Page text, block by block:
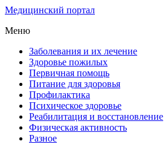
Медицинский портал
Меню
Заболевания и их лечение
Здоровье пожилых
Первичная помощь
Питание для здоровья
Профилактика
Психическое здоровье
Реабилитация и восстановление
Физическая активность
Разное